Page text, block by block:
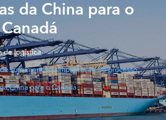
da China para o
Canadá
de logística
suprimentos: simplificação do processo
China para o Canadá